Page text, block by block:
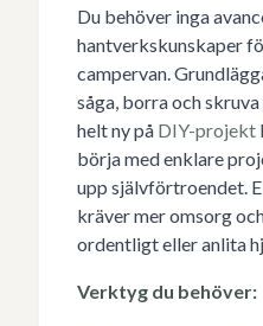
Du behöver inga
hantverkskunskaper
campervan.
såga, borra och
helt ny på DIY-projekt
börja med enklare
upp självförtroendet.
kräver mer omsorg
ordentligt eller anlita
Verktyg du behöver: